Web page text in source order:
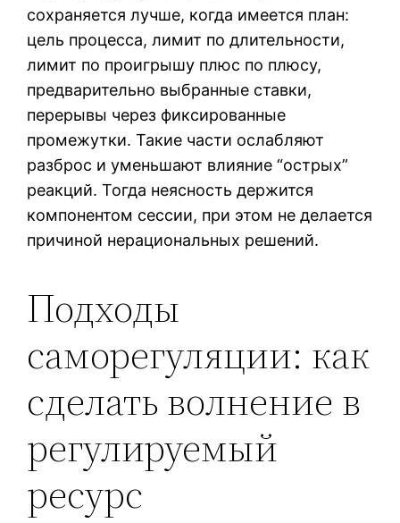
сохраняется лучше, когда имеется план:
цель процесса, лимит по длительности,
лимит по проигрышу плюс по плюсу,
предварительно выбранные ставки,
перерывы через фиксированные
промежутки. Такие части ослабляют
разброс и уменьшают влияние “острых”
реакций. Тогда неясность держится
компонентом сессии, при этом не делается
причиной нерациональных решений.
Подходы
саморегуляции: как
сделать волнение в
регулируемый
ресурс